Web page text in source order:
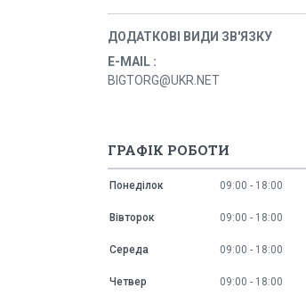
E-MAIL
BIGTORG@UKR.NET
ГРАФІК РОБОТИ
Понеділок 09:00 18:00
Вівторок 09:00 18:00
Середа 09:00 18:00
Четвер 09:00 18:00